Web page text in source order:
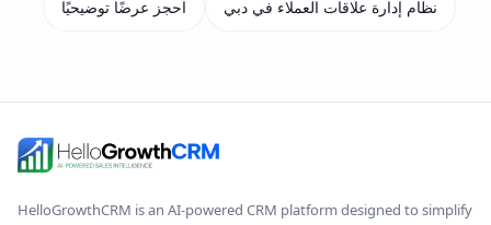
نظام إدارة علاقات العملاء في دبي احجز عرضًا توضيحيًا
HelloGrowthCRM is an AI-powered CRM platform designed to simplify